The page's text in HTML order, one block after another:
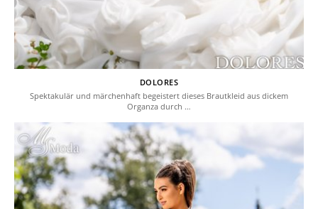
DOLORES
Spektakulär und märchenhaft begeistert dieses Brautkleid aus dickem
Organza durch …